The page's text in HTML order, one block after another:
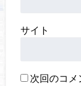
サイト
次回のコ